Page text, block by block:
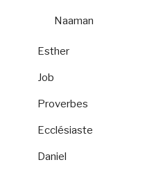
Naaman
Esther
Job
Proverbes
Ecclésiaste
Daniel